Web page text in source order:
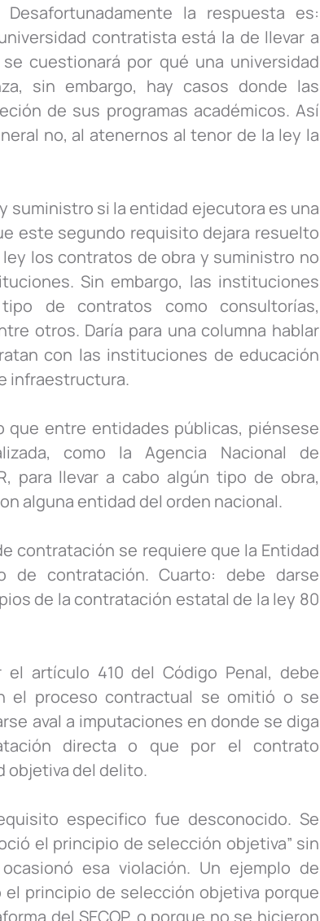
la respuesta es:
contratista está la de llevar a
cuestionará por qué una universidad
sin embargo, hay casos donde las
de sus programas académicos. Así
no, al atenernos al tenor de la ley la
suministro si la entidad ejecutora es una
este segundo requisito dejara resuelto
los contratos de obra y suministro no
Sin embargo, las instituciones
de contratos como consultorías,
otros. Daría para una columna hablar
con las instituciones de educación
infraestructura.
entre entidades públicas, piénsese
como la Agencia Nacional de
para llevar a cabo algún tipo de obra,
alguna entidad del orden nacional.
contratación se requiere que la Entidad
contratación. Cuarto: debe darse
de la contratación estatal de la ley 80
artículo 410 del Código Penal, debe
el proceso contractual se omitió o se
aval a imputaciones en donde se diga
directa o que por el contrato
objetiva del delito.
especifico fue desconocido. Se
el principio de selección objetiva” sin
esa violación. Un ejemplo de
principio de selección objetiva porque
del SECOP, o porque no se hicieron